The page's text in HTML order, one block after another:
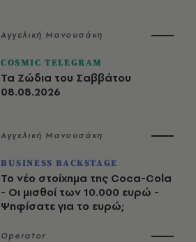
Αγγελική Μανουσάκη
COSMIC TELEGRAM
Τα Ζώδια του Σαββάτου
08.08.2026
Αγγελική Μανουσάκη
BUSINESS BACKSTAGE
Το νέο στοίχημα της Coca-Cola
- Οι μισθοί των 10.000 ευρώ -
Ψηφίσατε για το ευρώ;
Operator